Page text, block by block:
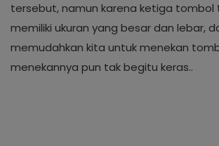
tersebut, namun karena ketiga tombol
memiliki ukuran yang besar dan lebar,
memudahkan kita untuk menekan
menekannya pun tak begitu keras..